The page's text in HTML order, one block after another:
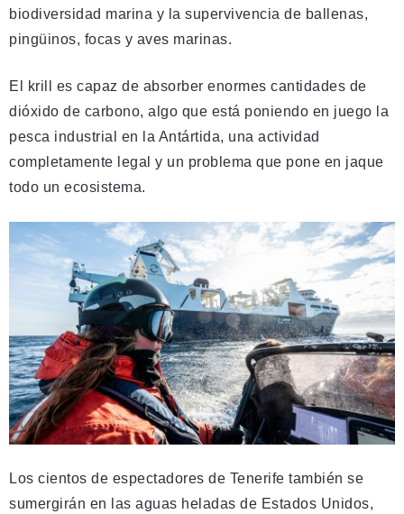
biodiversidad marina y la supervivencia de ballenas,
pingüinos, focas y aves marinas.
El krill es capaz de absorber enormes cantidades de
dióxido de carbono, algo que está poniendo en juego la
pesca industrial en la Antártida, una actividad
completamente legal y un problema que pone en jaque
todo un ecosistema.
Los cientos de espectadores de Tenerife también se
sumergirán en las aguas heladas de Estados Unidos,